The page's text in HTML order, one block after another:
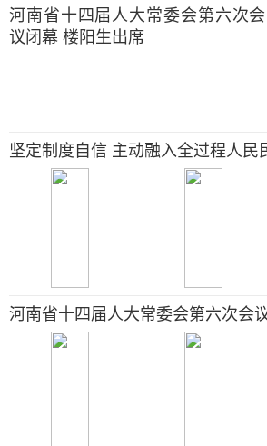
河南省十四届人大常委会第六次会
议闭幕 楼阳生出席
坚定制度自信 主动融入全过程人民
河南省十四届人大常委会第六次会